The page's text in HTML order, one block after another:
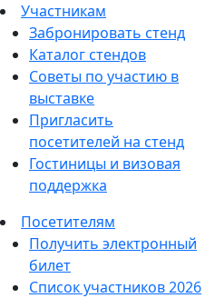
Участникам
Забронировать стенд
Каталог стендов
Советы по участию в
выставке
Пригласить
посетителей на стенд
Гостиницы и визовая
поддержка
Посетителям
Получить электронный
билет
Список участников 2026